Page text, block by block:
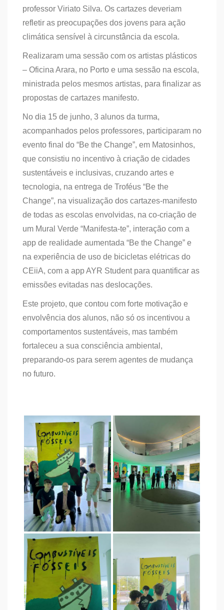
professor Viriato Silva. Os cartazes deveriam
refletir as preocupações dos jovens para ação
climática sensível à circunstância da escola.
Realizaram uma sessão com os artistas plásticos
– Oficina Arara, no Porto e uma sessão na escola,
ministrada pelos mesmos artistas, para finalizar as
propostas de cartazes manifesto.
No dia 15 de junho, 3 alunos da turma,
acompanhados pelos professores, participaram no
evento final do “Be the Change”, em Matosinhos,
que consistiu no incentivo à criação de cidades
sustentáveis e inclusivas, cruzando artes e
tecnologia, na entrega de Troféus “Be the
Change”, na visualização dos cartazes-manifesto
de todas as escolas envolvidas, na co-criação de
um Mural Verde “Manifesta-te”, interação com a
app de realidade aumentada “Be the Change” e
na experiência de uso de bicicletas elétricas do
CEiiA, com a app AYR Student para quantificar as
emissões evitadas nas deslocações.
Este projeto, que contou com forte motivação e
envolvência dos alunos, não só os incentivou a
comportamentos sustentáveis, mas também
fortaleceu a sua consciência ambiental,
preparando-os para serem agentes de mudança
no futuro.